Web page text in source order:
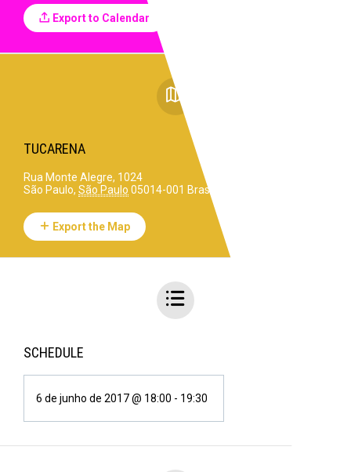
Export to Calendar
TUCARENA
Rua Monte Alegre, 1024
São Paulo, São Paulo 05014-001 Brasil
Export the Map
SCHEDULE
6 de junho de 2017 @ 18:00 - 19:30